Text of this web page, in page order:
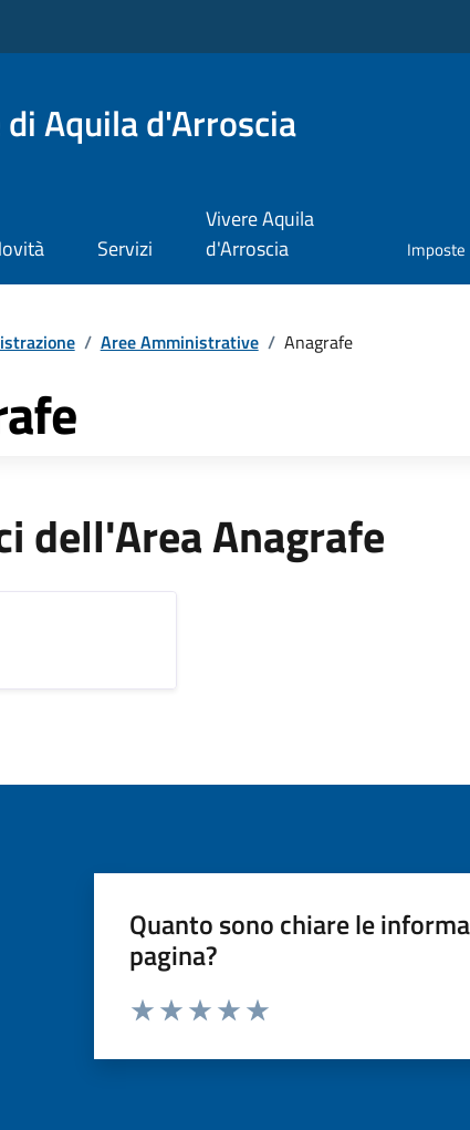
di Aquila d'Arroscia
Servizi
Vivere Aquila
d'Arroscia
Imposte
/ Aree Amministrative / Anagrafe
dell'Area Anagrafe
Quanto sono chiare le
pagina?
Valuta da 1 a 5 stelle la pagina